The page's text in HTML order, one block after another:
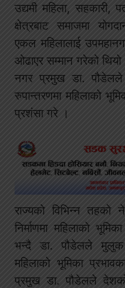
उद्यमी महिला, सहकारी,
क्षेत्रबाट समाजमा
एकल महिलालाई
ओढाएर सम्मान गरेको थियो
नगर प्रमुख डा. पौडेलले
रुपान्तरणमा महिलाको
प्रशंसा गरे ।
राज्यको विभिन्न तहको
निर्माणमा महिलाको
भन्दै डा. पौडेलले मुलुक
महिलाको भूमिका
प्रमुख डा. पौडेलले